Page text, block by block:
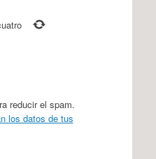
reducir el spam.
los datos de tus